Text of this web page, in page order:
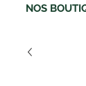
NOS